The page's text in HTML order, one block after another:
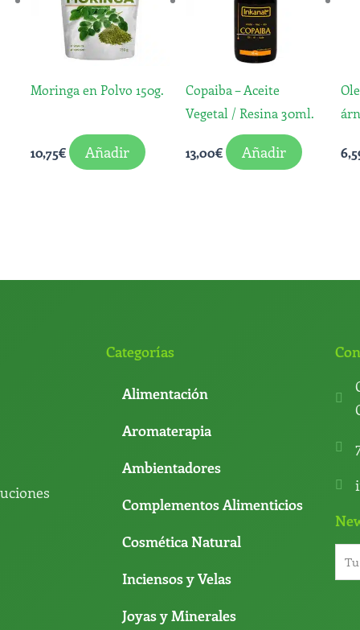
Moringa en Polvo 150g.
10,75€ Añadir
Copaiba – Aceite
Vegetal / Resina 30ml.
13,00€ Añadir
Categorías
Alimentación
Aromaterapia
Ambientadores
Complementos Alimenticios
Cosmética Natural
Inciensos y Velas
Joyas y Minerales